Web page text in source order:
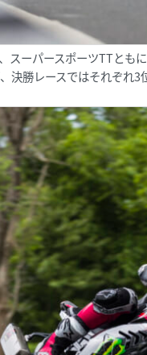
スーパースポーツTTとも
決勝レースではそれぞれ3